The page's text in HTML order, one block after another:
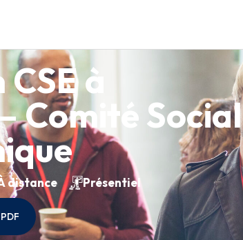
à
Comité Social
distance Présentiel